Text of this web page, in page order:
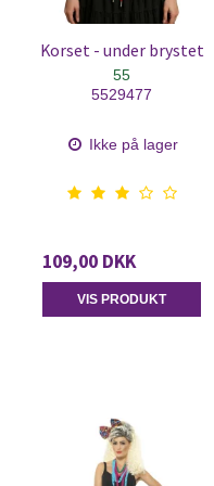
Korset - under brystet
55
5529477
Ikke på lager
109,00 DKK
VIS PRODUKT